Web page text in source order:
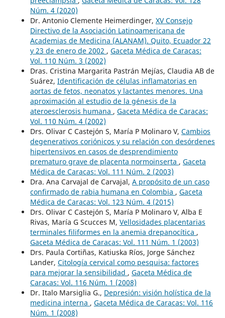
Núm. 4 (2020)
Dr. Antonio Clemente Heimerdinger, XV Consejo
Directivo de la Asociación Latinoamericana de
Academias de Medicina (ALANAM). Quito, Ecuador 22
y 23 de enero de 2002 , Gaceta Médica de Caracas:
Vol. 110 Núm. 3 (2002)
Dras. Cristina Margarita Pastrán Mejías, Claudia AB de
Suárez, Identificación de células inflamatorias en
aortas de fetos, neonatos y lactantes menores. Una
aproximación al estudio de la génesis de la
ateroesclerosis humana , Gaceta Médica de Caracas:
Vol. 110 Núm. 4 (2002)
Drs. Olivar C Castejón S, María P Molinaro V, Cambios
degenerativos coriónicos y su relación con desórdenes
hipertensivos en casos de desprendimiento
prematuro grave de placenta normoinserta , Gaceta
Médica de Caracas: Vol. 111 Núm. 2 (2003)
Dra. Ana Carvajal de Carvajal, A propósito de un caso
confirmado de rabia humana en Colombia , Gaceta
Médica de Caracas: Vol. 123 Núm. 4 (2015)
Drs. Olivar C Castejón S, María P Molinaro V, Alba E
Rivas, María G Scucces M, Vellosidades placentarias
terminales filiformes en la anemia drepanocítica ,
Gaceta Médica de Caracas: Vol. 111 Núm. 1 (2003)
Drs. Paula Cortiñas, Katiuska Ríos, Jorge Sánchez
Lander, Citología cervical como pesquisa: factores
para mejorar la sensibilidad , Gaceta Médica de
Caracas: Vol. 116 Núm. 1 (2008)
Dr. Italo Marsiglia G., Depresión: visión holística de la
medicina interna , Gaceta Médica de Caracas: Vol. 116
Núm. 1 (2008)